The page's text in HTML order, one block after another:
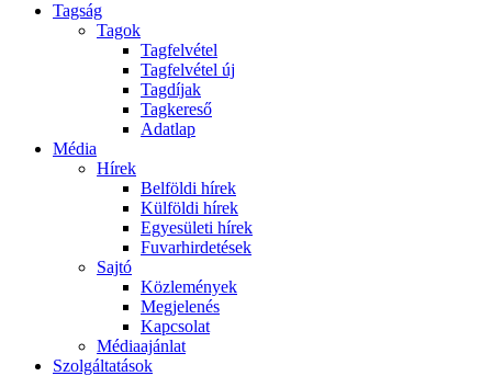
Tagság
Tagok
Tagfelvétel
Tagfelvétel új
Tagdíjak
Tagkereső
Adatlap
Média
Hírek
Belföldi hírek
Külföldi hírek
Egyesületi hírek
Fuvarhirdetések
Sajtó
Közlemények
Megjelenés
Kapcsolat
Médiaajánlat
Szolgáltatások